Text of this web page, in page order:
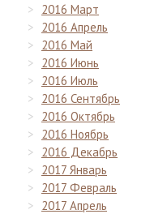
2016 Март
2016 Апрель
2016 Май
2016 Июнь
2016 Июль
2016 Сентябрь
2016 Октябрь
2016 Ноябрь
2016 Декабрь
2017 Январь
2017 Февраль
2017 Апрель